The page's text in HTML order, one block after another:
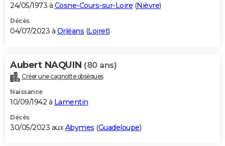
24/05/1973 à Cosne-Cours-sur-Loire (Nièvre)
Décès
04/07/2023 à Orléans (Loiret)
Aubert NAQUIN (80 ans)
Créer une cagnotte obsèques
Naissance
10/09/1942 à Lamentin
Décès
30/05/2023 auxAbymes (Guadeloupe)